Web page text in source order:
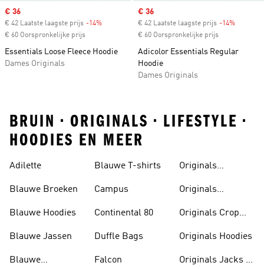
Sale price
€ 36
€ 42 Laatste laagste prijs -14%
€ 60 Oorspronkelijke prijs
Essentials Loose Fleece Hoodie
Dames Originals
Sale price
€ 36
€ 42 Laatste laagste prijs -14%
€ 60 Oorspronkelijke prijs
Adicolor Essentials Regular
Hoodie
Dames Originals
BRUIN • ORIGINALS • LIFESTYLE •
HOODIES EN MEER
Adilette
Blauwe Broeken
Blauwe Hoodies
Blauwe Jassen
Blauwe
Blauwe T-shirts
Campus
Continental 80
Duffle Bags
Falcon
Originals
Originals
Originals Crop
Originals Hoodies
Originals Jacks &